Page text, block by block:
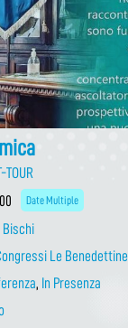
Date Multiple
Bischi
Le Benedettine
, In Presenza